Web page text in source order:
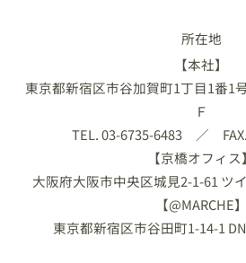
所在地
【本社】
東京都新宿区市谷加賀町1丁目1番1
Ｆ
TEL. 03-6735-6483 ／
【京橋オフィス】
大阪府大阪市中央区城見2-1-61 ツ
【@MARCHE】
東京都新宿区市谷田町1-14-1